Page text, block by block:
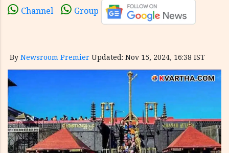
Channel Group
By Newsroom Premier Updated: Nov 15, 2024, 16:38 IST